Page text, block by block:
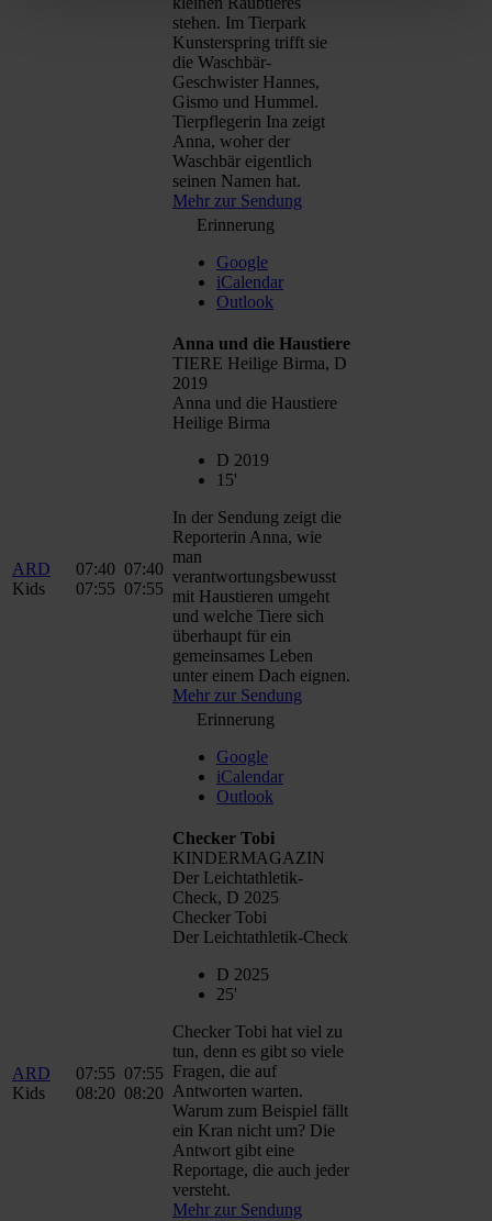
stehen. Im Tierpark
Kunsterspring trifft sie
die Waschbär-
Geschwister Hannes,
Gismo und Hummel.
Tierpflegerin Ina zeigt
Anna, woher der
Waschbär eigentlich
seinen Namen hat.
Mehr zur Sendung
Erinnerung
Google
iCalendar
Outlook
ARD
Kids
07:40
07:55
07:40
07:55
Anna und die Haustiere
TIERE Heilige Birma, D
2019
Anna und die Haustiere
Heilige Birma
D 2019
15'
In der Sendung zeigt die
Reporterin Anna, wie
man
verantwortungsbewusst
mit Haustieren umgeht
und welche Tiere sich
überhaupt für ein
gemeinsames Leben
unter einem Dach eignen.
Mehr zur Sendung
Erinnerung
Google
iCalendar
Outlook
ARD
Kids
07:55
08:20
07:55
08:20
Checker Tobi
KINDERMAGAZIN
Der Leichtathletik-
Check, D 2025
Checker Tobi
Der Leichtathletik-Check
D 2025
25'
Checker Tobi hat viel zu
tun, denn es gibt so viele
Fragen, die auf
Antworten warten.
Warum zum Beispiel fällt
ein Kran nicht um? Die
Antwort gibt eine
Reportage, die auch jeder
versteht.
Mehr zur Sendung